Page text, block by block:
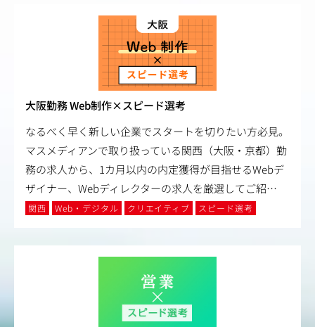
大阪勤務 Web制作×スピード選考
なるべく早く新しい企業でスタートを切りたい方必見。
マスメディアンで取り扱っている関西（大阪・京都）勤
務の求人から、1カ月以内の内定獲得が目指せるWebデ
ザイナー、Webディレクターの求人を厳選してご紹…
関西 Web・デジタル クリエイティブ スピード選考